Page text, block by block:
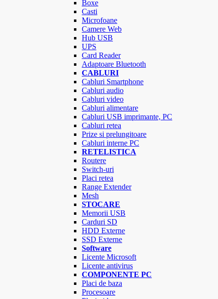
Boxe
Casti
Microfoane
Camere Web
Hub USB
UPS
Card Reader
Adaptoare Bluetooth
CABLURI
Cabluri Smartphone
Cabluri audio
Cabluri video
Cabluri alimentare
Cabluri USB imprimante, PC
Cabluri retea
Prize si prelungitoare
Cabluri interne PC
RETELISTICA
Routere
Switch-uri
Placi retea
Range Extender
Mesh
STOCARE
Memorii USB
Carduri SD
HDD Externe
SSD Externe
Software
Licente Microsoft
Licente antivirus
COMPONENTE PC
Placi de baza
Procesoare